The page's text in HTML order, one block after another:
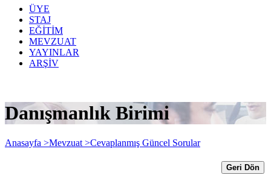
ÜYE
STAJ
EĞİTİM
MEVZUAT
YAYINLAR
ARŞİV
Danışmanlık Birimi
Anasayfa >Mevzuat >Cevaplanmış Güncel Sorular
Geri Dön